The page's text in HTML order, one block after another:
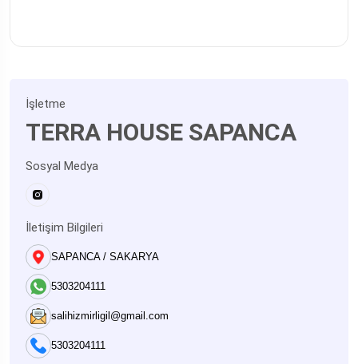
İşletme
TERRA HOUSE SAPANCA
Sosyal Medya
İletişim Bilgileri
SAPANCA / SAKARYA
5303204111
salihizmirligil@gmail.com
5303204111